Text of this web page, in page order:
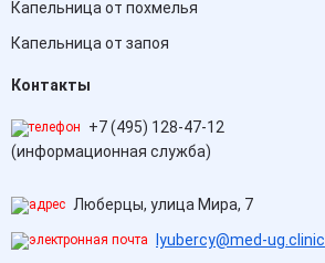
Капельница от похмелья
Капельница от запоя
Контакты
+7 (495) 128-47-12
(информационная служба)
Люберцы, улица Мира, 7
lyubercy@med-ug.clinic